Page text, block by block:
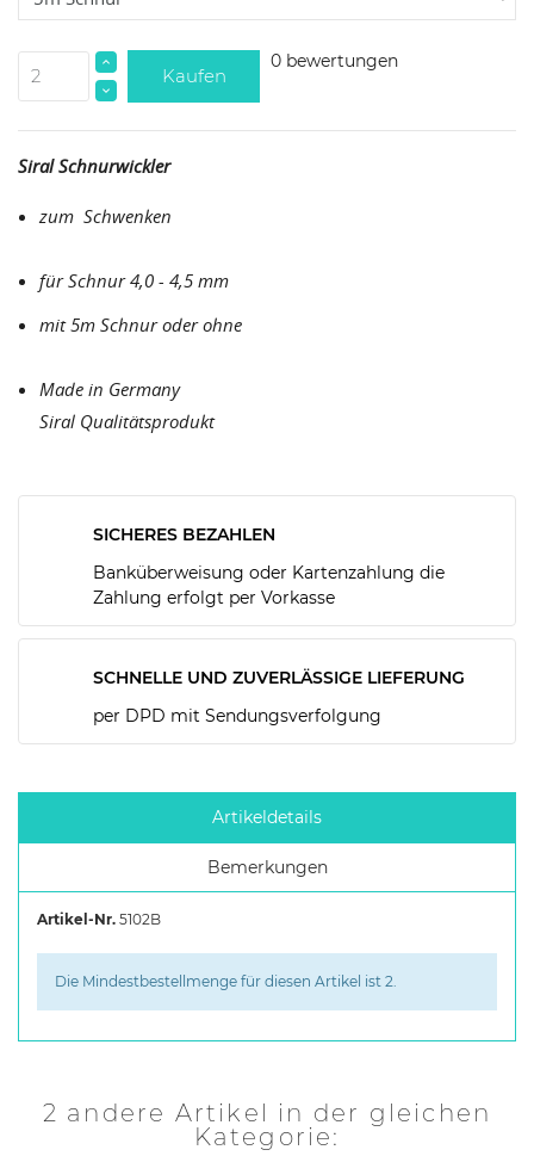
Kaufen
0 bewertungen
Siral Schnurwickler
zum Schwenken
für Schnur 4,0 - 4,5 mm
mit 5m Schnur oder ohne
Made in Germany
Siral Qualitätsprodukt
SICHERES BEZAHLEN
Banküberweisung oder Kartenzahlung die
Zahlung erfolgt per Vorkasse
SCHNELLE UND ZUVERLÄSSIGE LIEFERUNG
per DPD mit Sendungsverfolgung
Artikeldetails
Bemerkungen
Artikel-Nr. 5102B
Die Mindestbestellmenge für diesen Artikel ist 2.
2 andere Artikel in der gleichen
Kategorie: